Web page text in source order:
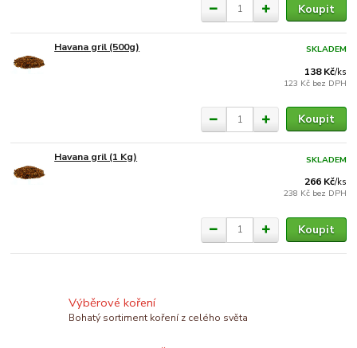
Koupit
Havana gril (500g)
138 Kč/ks
123 Kč bez DPH
SKLADEM
Koupit
Havana gril (1 Kg)
266 Kč/ks
238 Kč bez DPH
SKLADEM
Koupit
Výběrové koření
Bohatý sortiment koření z celého světa